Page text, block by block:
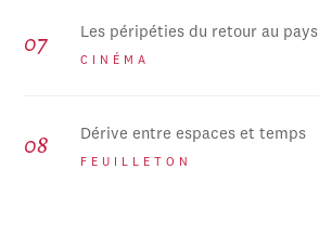
Les péripéties du retour au pays
CINÉMA
Dérive entre espaces et temps
FEUILLETON